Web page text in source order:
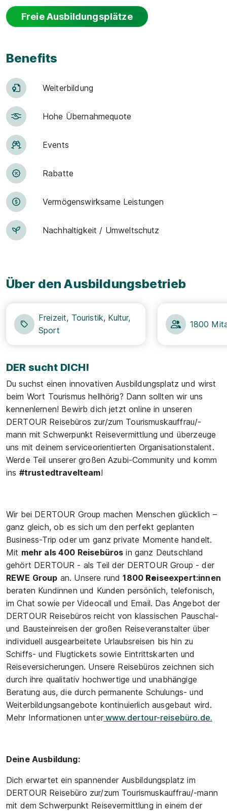
Freie Ausbildungsplätze
Benefits
Weiter­bildung
Hohe Über­nah­me­quote
Events
Rabatte
Vermögens­wirksame Leistungen
Nachhaltigkeit / Umweltschutz
Über den Ausbildungsbetrieb
Freizeit, Touristik, Kultur,
Sport
1800
DER sucht DICH!
Du suchst einen innovativen Ausbildungsplatz und wirst
beim Wort Tourismus hellhörig? Dann sollten wir uns
kennenlernen! Bewirb dich jetzt online in unseren
DERTOUR Reisebüros zur/zum Tourismuskauffrau/-
mann mit Schwerpunkt Reisevermittlung und überzeuge
uns mit deinem serviceorientierten Organisationstalent.
Werde Teil unserer großen Azubi-Community und komm
ins #trustedtravelteam!
Wir bei DERTOUR Group machen Menschen glücklich –
ganz gleich, ob es sich um den perfekt geplanten
Business-Trip oder um ganz private Momente handelt.
Mit mehr als 400 Reisebüros in ganz Deutschland
gehört DERTOUR - als Teil der DERTOUR Group - der
REWE Group an. Unsere rund1800 Reiseexpert:innen
beraten Kundinnen und Kunden persönlich, telefonisch,
im Chat sowie per Videocall und Email. Das Angebot der
DERTOUR Reisebüros reicht von klassischen Pauschal-
und Bausteinreisen der großen Reiseveranstalter über
individuell ausgearbeitete Urlaubsreisen bis hin zu
Schiffs- und Flugtickets sowie Eintrittskarten und
Reiseversicherungen. Unsere Reisebüros zeichnen sich
durch ihre qualitativ hochwertige und unabhängige
Beratung aus, die durch permanente Schulungs- und
Weiterbildungsangebote kontinuierlich ausgebaut wird.
Mehr Informationen unterwww.dertour-reisebüro.de.
Deine Ausbildung:
Dich erwartet ein spannender Ausbildungsplatz im
DERTOUR Reisebüro zur/zum Tourismuskauffrau/-mann
mit dem Schwerpunkt Reisevermittlung in einem der